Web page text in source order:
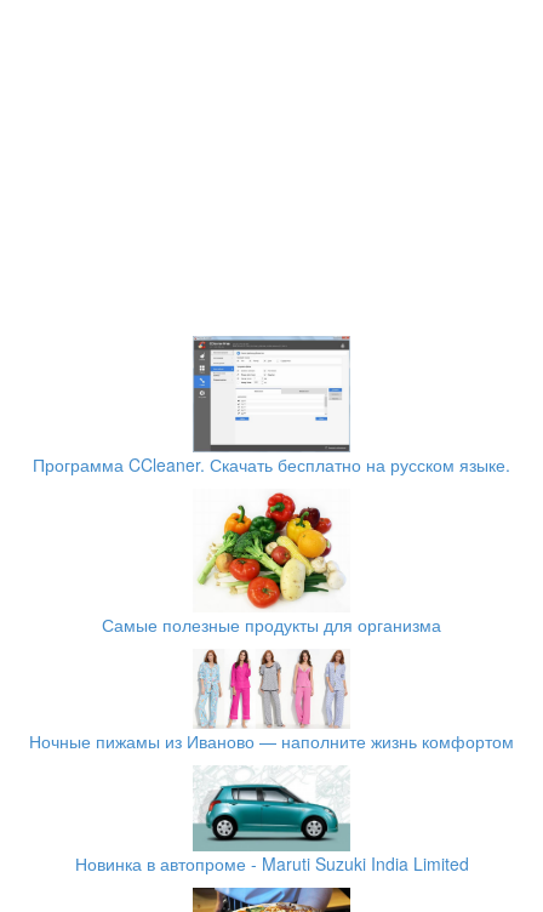
Программа CCleaner. Скачать бесплатно на русском языке.
Самые полезные продукты для организма
Ночные пижамы из Иваново — наполните жизнь комфортом
Новинка в автопроме - Maruti Suzuki India Limited